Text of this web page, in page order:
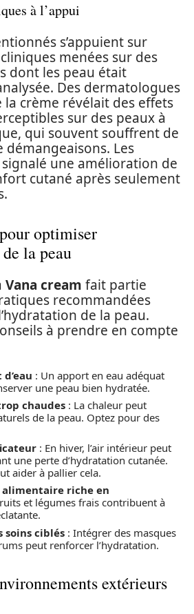
à l’appui
s’appuient sur
menées sur des
dont les peau était
Des dermatologues
crème révélait des effets
sur des peaux à
qui souvent souffrent de
démangeaisons. Les
une amélioration de
cutané après seulement
optimiser
la peau
Vana cream fait partie
recommandées
de la peau.
à prendre en compte
: Un apport en eau adéquat
une peau bien hydratée.
chaudes : La chaleur peut
de la peau. Optez pour des
: En hiver, l’air intérieur peut
une perte d’hydratation cutanée.
aider à pallier cela.
riche en
et légumes frais contribuent à
soins ciblés : Intégrer des masques
peut renforcer l’hydratation.
extérieurs